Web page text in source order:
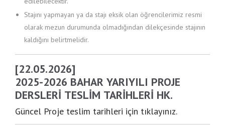
Stajını yapmayan ya da stajı eksik olan öğrencilerimiz resmi
olarak mezun durumunda olmadığından dilekçesinde stajının
kaldığını belirtmelidir.
[22.05.2026]
2025-2026 BAHAR YARIYILI PROJE
DERSLERI TESLIM TARIHLERI HK.
Güncel Proje teslim tarihleri için tıklayınız.